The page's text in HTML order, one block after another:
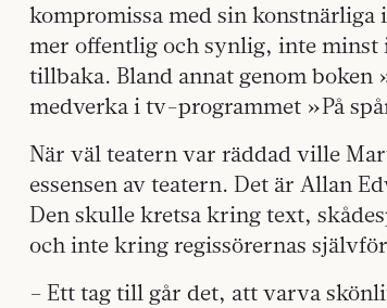
kompromissa med sin
mer offentlig och synlig, inte minst
tillbaka. Bland annat genom boken
medverka i tv-programmet »På
När väl teatern var räddad ville
essensen av teatern. Det är Allan
Den skulle kretsa kring text,
och inte kring regissörernas
– Ett tag till går det, att varva